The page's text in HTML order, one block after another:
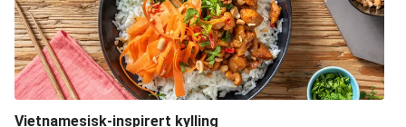
Vietnamesisk-inspirert kylling